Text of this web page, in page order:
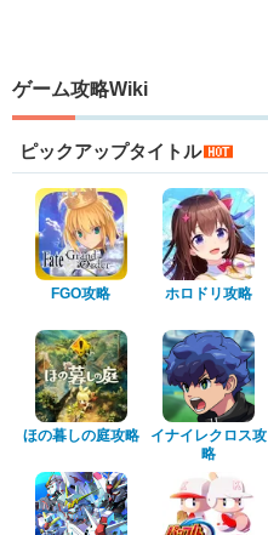
ゲーム攻略Wiki
ピックアップタイトル
FGO攻略 ホロドリ攻略
ほの暮しの庭攻略
イナイレクロス攻
略